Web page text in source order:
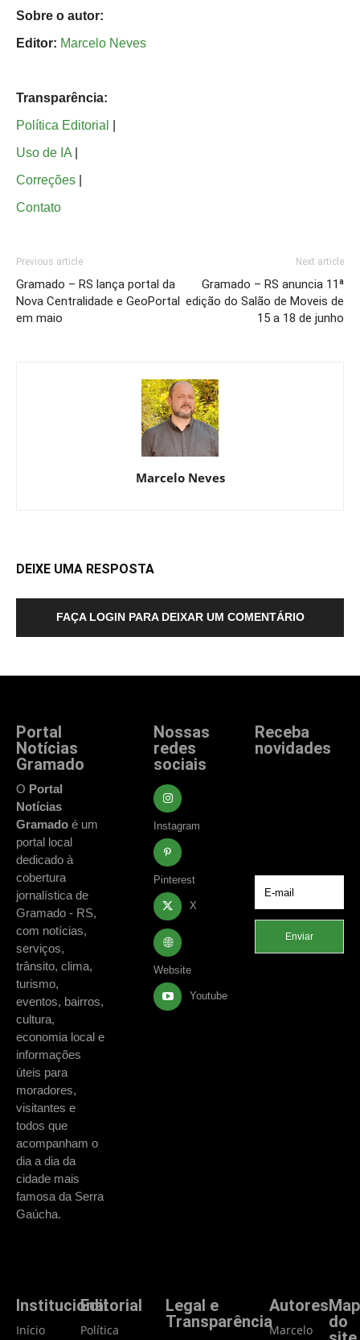
Sobre o autor:
Editor: Marcelo Neves
Transparência:
Política Editorial
Uso de IA
Correções
Contato
Previous article
Gramado – RS lança portal da
Nova Centralidade e GeoPortal
em maio
Next article
Gramado – RS anuncia 11ª
edição do Salão de Moveis de
15 a 18 de junho
Marcelo Neves
DEIXE UMA RESPOSTA
FAÇA LOGIN PARA DEIXAR UM COMENTÁRIO
Portal
Notícias
Gramado
O Portal
Notícias
Gramado é um
portal local
dedicado à
cobertura
jornalística de
Gramado - RS,
com notícias,
serviços,
trânsito, clima,
turismo,
eventos, bairros,
cultura,
economia local e
informações
úteis para
moradores,
visitantes e
todos que
acompanham o
dia a dia da
cidade mais
famosa da Serra
Gaúcha.
Nossas
redes
sociais
Instagram
Pinterest
X
Website
Youtube
Receba
novidades
Enviar
Institucional
Início
Editorial
Política
Legal e
Transparência
Autores
Marcelo
do